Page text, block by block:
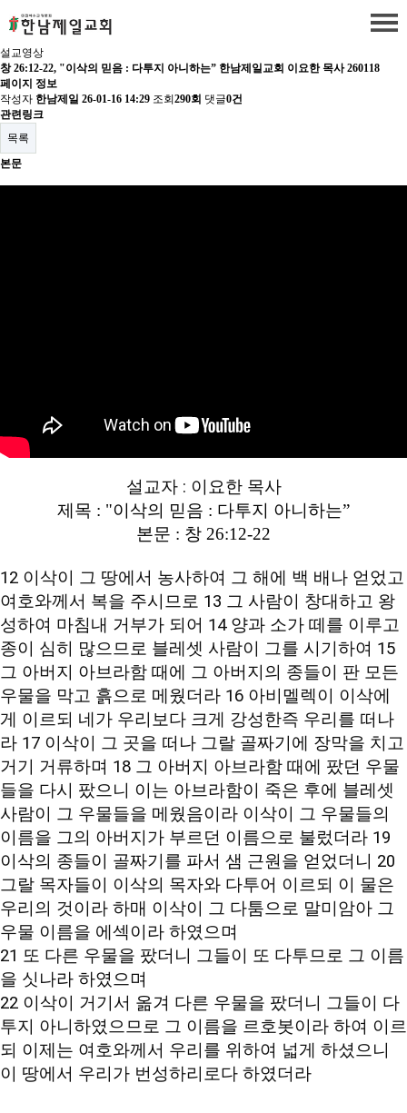
설교영상
창 26:12-22, "이삭의 믿음 : 다투지 아니하는” 한남제일교회 이요한 목사 260118
페이지 정보
작성자 한남제일 26-01-16 14:29 조회 290회 댓글0건
관련링크
목록
본문
설교자 : 이요한 목사
제목 : "이삭의 믿음 : 다투지 아니하는”
본문 : 창 26:12-22
12 이삭이 그 땅에서 농사하여 그 해에 백 배나 얻었고
여호와께서 복을 주시므로 13 그 사람이 창대하고 왕
성하여 마침내 거부가 되어 14 양과 소가 떼를 이루고
종이 심히 많으므로 블레셋 사람이 그를 시기하여 15
그 아버지 아브라함 때에 그 아버지의 종들이 판 모든
우물을 막고 흙으로 메웠더라 16 아비멜렉이 이삭에
게 이르되 네가 우리보다 크게 강성한즉 우리를 떠나
라 17 이삭이 그 곳을 떠나 그랄 골짜기에 장막을 치고
거기 거류하며 18 그 아버지 아브라함 때에 팠던 우물
들을 다시 팠으니 이는 아브라함이 죽은 후에 블레셋
사람이 그 우물들을 메웠음이라 이삭이 그 우물들의
이름을 그의 아버지가 부르던 이름으로 불렀더라 19
이삭의 종들이 골짜기를 파서 샘 근원을 얻었더니 20
그랄 목자들이 이삭의 목자와 다투어 이르되 이 물은
우리의 것이라 하매 이삭이 그 다툼으로 말미암아 그
우물 이름을 에섹이라 하였으며
21 또 다른 우물을 팠더니 그들이 또 다투므로 그 이름
을 싯나라 하였으며
22 이삭이 거기서 옮겨 다른 우물을 팠더니 그들이 다
투지 아니하였으므로 그 이름을 르호봇이라 하여 이르
되 이제는 여호와께서 우리를 위하여 넓게 하셨으니
이 땅에서 우리가 번성하리로다 하였더라